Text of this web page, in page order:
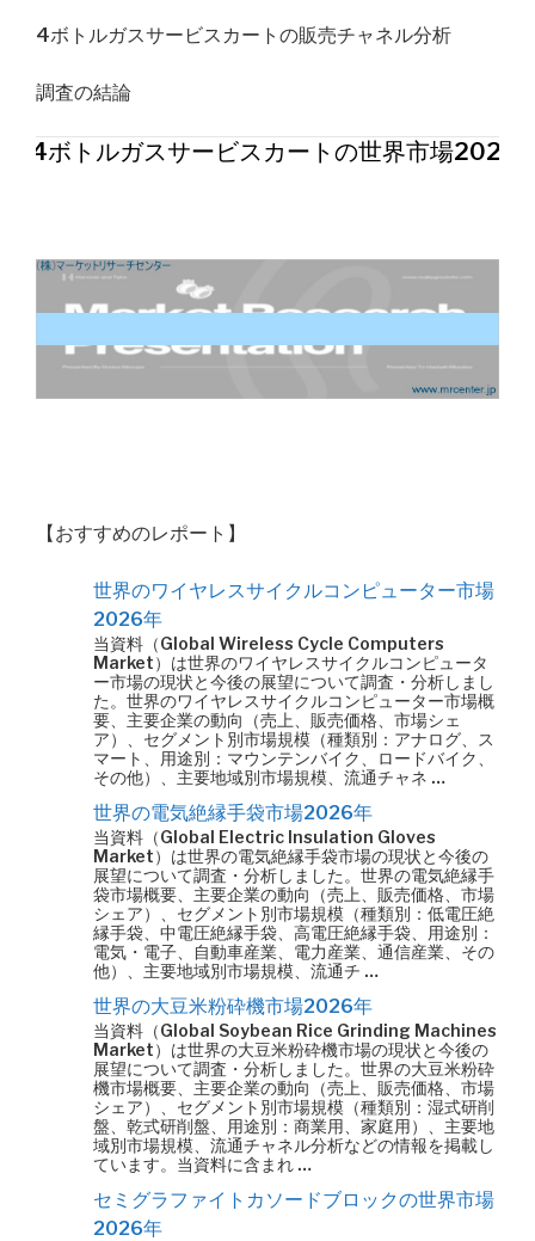
4ボトルガスサービスカートの販売チャネル分析
調査の結論
4ボトルガスサービスカートの世界市場2026
【おすすめのレポート】
世界のワイヤレスサイクルコンピューター市場
2026年
当資料（Global Wireless Cycle Computers
Market）は世界のワイヤレスサイクルコンピュータ
ー市場の現状と今後の展望について調査・分析しまし
た。世界のワイヤレスサイクルコンピューター市場概
要、主要企業の動向（売上、販売価格、市場シェ
ア）、セグメント別市場規模（種類別：アナログ、ス
マート、用途別：マウンテンバイク、ロードバイク、
その他）、主要地域別市場規模、流通チャネ …
世界の電気絶縁手袋市場2026年
当資料（Global Electric Insulation Gloves
Market）は世界の電気絶縁手袋市場の現状と今後の
展望について調査・分析しました。世界の電気絶縁手
袋市場概要、主要企業の動向（売上、販売価格、市場
シェア）、セグメント別市場規模（種類別：低電圧絶
縁手袋、中電圧絶縁手袋、高電圧絶縁手袋、用途別：
電気・電子、自動車産業、電力産業、通信産業、その
他）、主要地域別市場規模、流通チ …
世界の大豆米粉砕機市場2026年
当資料（Global Soybean Rice Grinding Machines
Market）は世界の大豆米粉砕機市場の現状と今後の
展望について調査・分析しました。世界の大豆米粉砕
機市場概要、主要企業の動向（売上、販売価格、市場
シェア）、セグメント別市場規模（種類別：湿式研削
盤、乾式研削盤、用途別：商業用、家庭用）、主要地
域別市場規模、流通チャネル分析などの情報を掲載し
ています。当資料に含まれ …
セミグラファイトカソードブロックの世界市場
2026年